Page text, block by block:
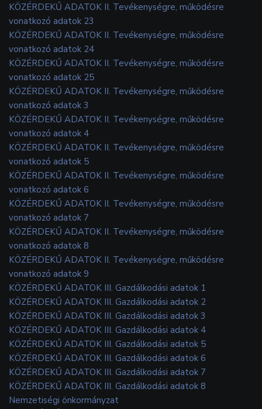
KÖZÉRDEKŰ ADATOK II. Tevékenységre, működésre
vonatkozó adatok 23
KÖZÉRDEKŰ ADATOK II. Tevékenységre, működésre
vonatkozó adatok 24
KÖZÉRDEKŰ ADATOK II. Tevékenységre, működésre
vonatkozó adatok 25
KÖZÉRDEKŰ ADATOK II. Tevékenységre, működésre
vonatkozó adatok 3
KÖZÉRDEKŰ ADATOK II. Tevékenységre, működésre
vonatkozó adatok 4
KÖZÉRDEKŰ ADATOK II. Tevékenységre, működésre
vonatkozó adatok 5
KÖZÉRDEKŰ ADATOK II. Tevékenységre, működésre
vonatkozó adatok 6
KÖZÉRDEKŰ ADATOK II. Tevékenységre, működésre
vonatkozó adatok 7
KÖZÉRDEKŰ ADATOK II. Tevékenységre, működésre
vonatkozó adatok 8
KÖZÉRDEKŰ ADATOK II. Tevékenységre, működésre
vonatkozó adatok 9
KÖZÉRDEKŰ ADATOK III. Gazdálkodási adatok 1
KÖZÉRDEKŰ ADATOK III. Gazdálkodási adatok 2
KÖZÉRDEKŰ ADATOK III. Gazdálkodási adatok 3
KÖZÉRDEKŰ ADATOK III. Gazdálkodási adatok 4
KÖZÉRDEKŰ ADATOK III. Gazdálkodási adatok 5
KÖZÉRDEKŰ ADATOK III. Gazdálkodási adatok 6
KÖZÉRDEKŰ ADATOK III. Gazdálkodási adatok 7
KÖZÉRDEKŰ ADATOK III. Gazdálkodási adatok 8
Nemzetiségi önkormányzat